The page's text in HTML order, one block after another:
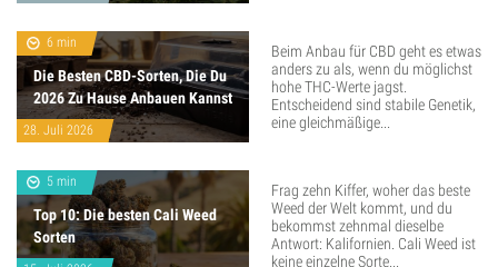
6 min
Die Besten CBD-Sorten, Die Du
2026 Zu Hause Anbauen Kannst
28. Juli 2026
Beim Anbau für CBD geht es etwas
anders zu als, wenn du möglichst
hohe THC-Werte jagst.
Entscheidend sind stabile Genetik,
eine gleichmäßige...
5 min
Top 10: Die besten Cali Weed
Sorten
Frag zehn Kiffer, woher das beste
Weed der Welt kommt, und du
bekommst zehnmal dieselbe
Antwort: Kalifornien. Cali Weed ist
keine einzelne Sorte...